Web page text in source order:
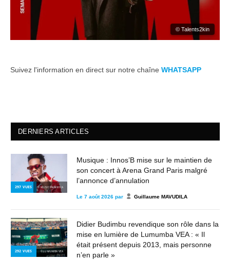
© Talents2kin
Suivez l'information en direct sur notre chaîne WHATSAPP
DERNIERS ARTICLES
297 VUES © MUSIC IN AFRICA
Musique : Innos’B mise sur le maintien de
son concert à Arena Grand Paris malgré
l’annonce d’annulation
Le 7 août 2026 par Guillaume MAVUDILA
292 VUES © LUMUMBA VEA
Didier Budimbu revendique son rôle dans la
mise en lumière de Lumumba VEA : « Il
était présent depuis 2013, mais personne
n’en parle »